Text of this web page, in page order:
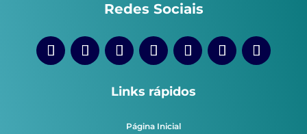
Redes Sociais
Links rápidos
Página Inicial